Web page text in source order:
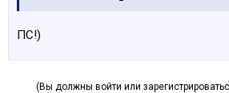
ПС!)
(Вы должны войти или